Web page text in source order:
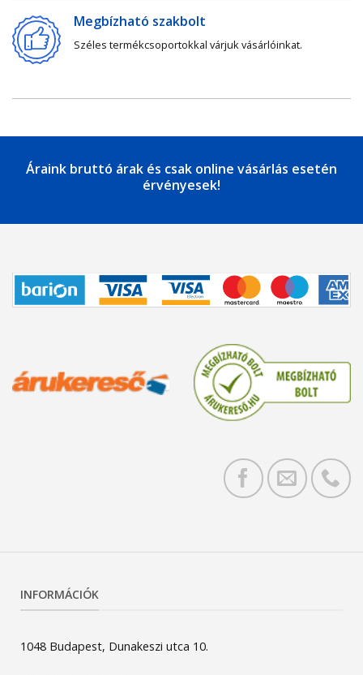
Megbízható szakbolt
Széles termékcsoportokkal várjuk vásárlóinkat.
Áraink bruttó árak és csak online vásárlás esetén
érvényesek!
INFORMÁCIÓK
1048 Budapest, Dunakeszi utca 10.